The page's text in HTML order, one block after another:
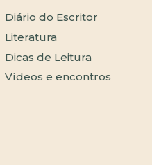
Diário do Escritor
Literatura
Dicas de Leitura
Vídeos e encontros